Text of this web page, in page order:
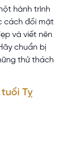
hành trình
cách đối mặt
và viết nên
chuẩn bị
thử thách
Tỵ